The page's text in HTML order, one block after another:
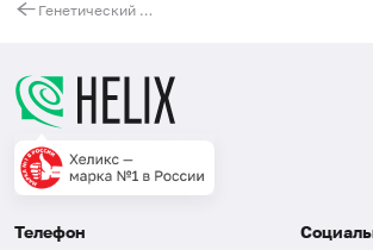
Генетический риск развития гипертонии
Телефон